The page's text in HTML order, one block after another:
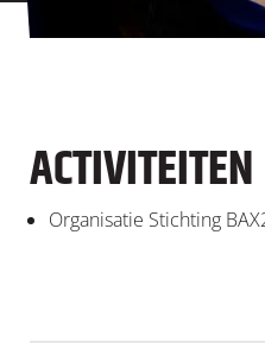
ACTIVITEITEN
Organisatie Stichting